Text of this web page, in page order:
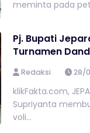
meminta pada
Pj. Bupati
Turnamen
Redaksi 28/
klikFakta.com,
Supriyanta
voli...